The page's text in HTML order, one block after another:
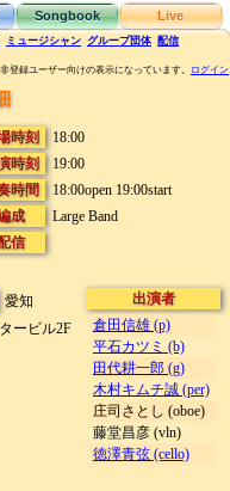
Songbook Live
ミュージシャン グループ団体 配信
登録ユーザー向けの表示になっています。 ログイン
時刻
18:00
時刻
19:00
時間
18:00open 19:00start
成
Large Band
信
愛知
ービル2F
出演者
倉田信雄 (p)
平石カツミ (b)
田代耕一郎 (g)
木村キムチ誠 (per)
庄司さとし (oboe)
藤堂昌彦 (vln)
徳澤青弦 (cello)